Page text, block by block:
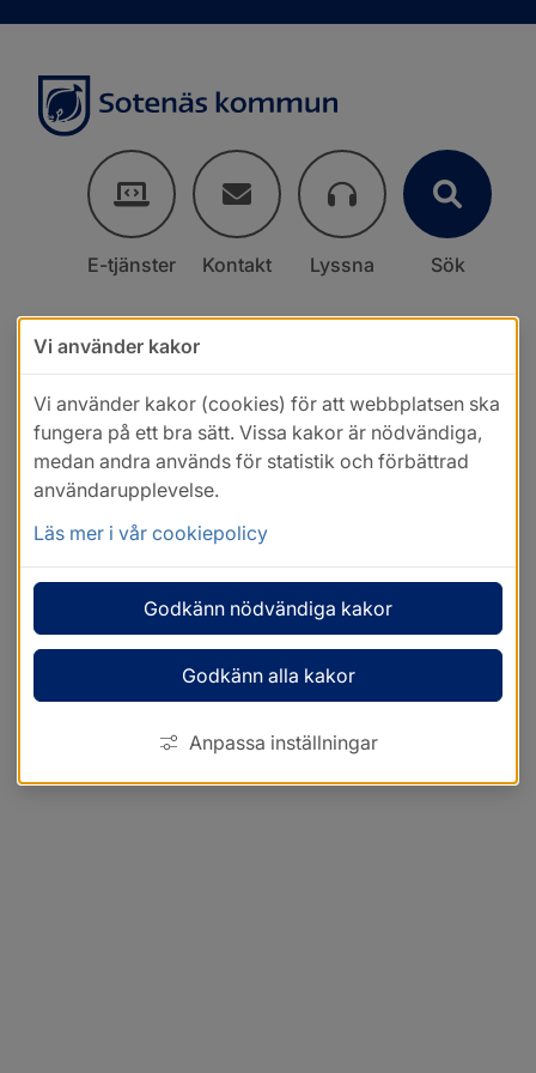
E-tjänster Kontakt Lyssna Sök
Vi använder kakor
Vi använder kakor (cookies) för att webbplatsen ska
fungera på ett bra sätt. Vissa kakor är nödvändiga,
medan andra används för statistik och förbättrad
användarupplevelse.
Läs mer i vår cookiepolicy
Godkänn nödvändiga kakor
Godkänn alla kakor
Anpassa inställningar